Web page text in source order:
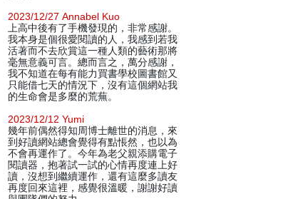
2023/12/27 Annabel Kuo
上高中後有了手機發現的，非常感謝。
我本身是個很愛閱讀的人，我感到若我
活著而不去欣賞這一種人類的藝術那將
毫無意義可言。總而言之，萬分感謝，
我不知道在每有能力買書學校圖書館又
只能借七天的情況下，沒有這個網站我
的生命會是多麼的荒蕪。
2023/12/12 Yumi
幾年前偶然得知周博士離世的消息，來
到好讀網站總會覺得有點悵然，也以為
不會再運作了。今年為老父親添購電子
閱讀器，抱著試一試的心情再度連上好
讀，沒想到繼續運作，還有這麼多讀友
再度回來這裡，感覺很溫暖，謝謝好讀